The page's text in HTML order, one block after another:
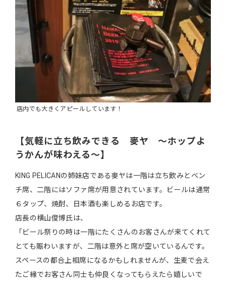
店内でも大きくアピールしています！
【気軽に立ち飲みできる 麥ヤ 〜ホップよ
うかんが味わえる〜】
KING PELICANの姉妹店である麥ヤは一階は立ち飲みとベン
チ席、二階にはソファ席が用意されています。ビールは通常
６タップ、焼酎、日本酒も楽しめるお店です。
店長の横山俊博氏は、
「ビール祭りの時は一階にたくさんのお客さんが来てくれて
とても賑わいますが、二階は意外と席が空いているんです。
スペースの都合上相席になるかもしれませんが、生麦で会え
たご縁でお客さん同士も仲良くなってもらえたら嬉しいで